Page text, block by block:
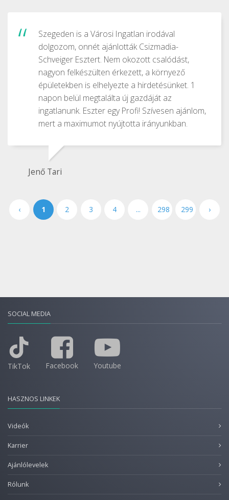
Szegeden is a Városi Ingatlan irodával
dolgozom, onnét ajánlották Csizmadia-
Schveiger Esztert. Nem okozott csalódást,
nagyon felkészülten érkezett, a környező
épületekben is elhelyezte a hirdetésünket. 1
napon belül megtalálta új gazdáját az
ingatlanunk. Eszter egy Profi! Szívesen ajánlom,
mert a maximumot nyújtotta irányunkban.
Jenő Tari
‹ 1 2 3 4 ... 298 299 ›
SOCIAL MEDIA
TikTok Facebook Youtube
HASZNOS LINKEK
Videók
Karrier
Ajánlólevelek
Rólunk